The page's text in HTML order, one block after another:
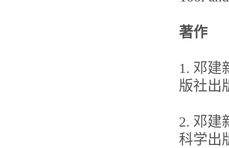
著作
1. 邓建
版社出
2. 邓建
科学出